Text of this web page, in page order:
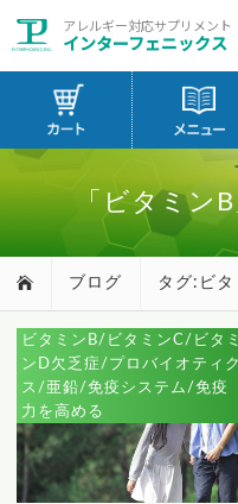
アレルギー対応サプリメント
インターフェニックス
「ビタミン
ブログ タグ:ビタ
ビタミンB/ビタミンC/ビタミ
ンD欠乏症/プロバイオティク
ス/亜鉛/免疫システム/免疫
力を高める